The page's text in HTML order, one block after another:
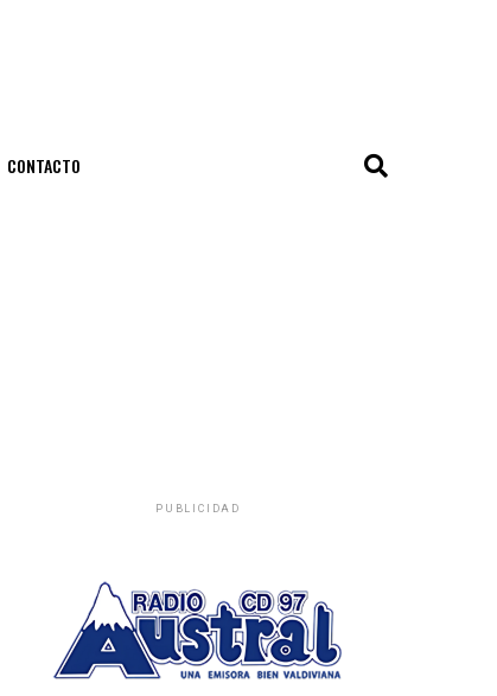
CONTACTO
PUBLICIDAD